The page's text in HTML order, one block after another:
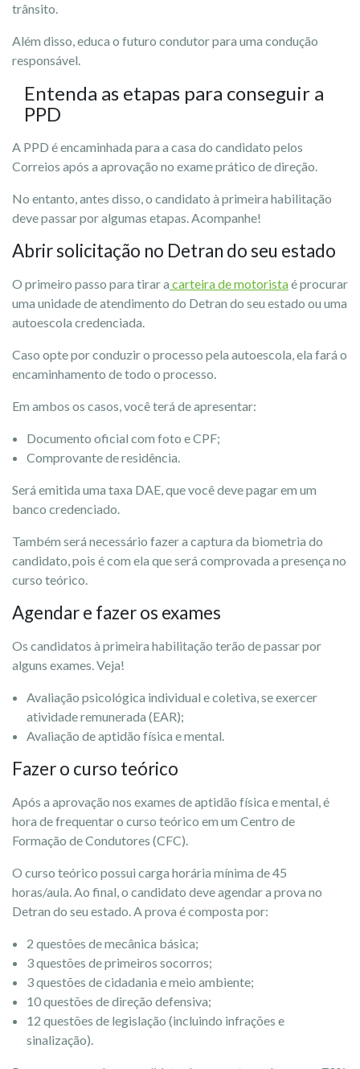
trânsito.
Além disso, educa o futuro condutor para uma condução
responsável.
Entenda as etapas para conseguir a
PPD
A PPD é encaminhada para a casa do candidato pelos
Correios após a aprovação no exame prático de direção.
No entanto, antes disso, o candidato à primeira habilitação
deve passar por algumas etapas. Acompanhe!
Abrir solicitação no Detran do seu estado
O primeiro passo para tirar a carteira de motoristaé procurar
uma unidade de atendimento do Detran do seu estado ou uma
autoescola credenciada.
Caso opte por conduzir o processo pela autoescola, ela fará o
encaminhamento de todo o processo.
Em ambos os casos, você terá de apresentar:
Documento oficial com foto e CPF;
Comprovante de residência.
Será emitida uma taxa DAE, que você deve pagar em um
banco credenciado.
Também será necessário fazer a captura da biometria do
candidato, pois é com ela que será comprovada a presença no
curso teórico.
Agendar e fazer os exames
Os candidatos à primeira habilitação terão de passar por
alguns exames. Veja!
Avaliação psicológica individual e coletiva, se exercer
atividade remunerada (EAR);
Avaliação de aptidão física e mental.
Fazer o curso teórico
Após a aprovação nos exames de aptidão física e mental, é
hora de frequentar o curso teórico em um Centro de
Formação de Condutores (CFC).
O curso teórico possui carga horária mínima de 45
horas/aula. Ao final, o candidato deve agendar a prova no
Detran do seu estado. A prova é composta por:
2 questões de mecânica básica;
3 questões de primeiros socorros;
3 questões de cidadania e meio ambiente;
10 questões de direção defensiva;
12 questões de legislação (incluindo infrações e
sinalização).